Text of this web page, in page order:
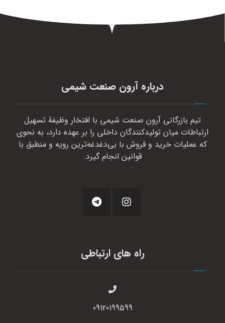
درباره آرون صنعت شیمی
تیم بازرگانی آرون صنعت شیمی با افتخار وظیفهٔ تسهیل
ارتباطات میان تولیدکنندگان داخلی را بر عهده دارد، به نحوی
که عملیات خرید و فروش با بی‌دغدغه‌ترین رویه و منطبق با
قوانین انجام گیرد.
راه های ارتباطی
09120199599